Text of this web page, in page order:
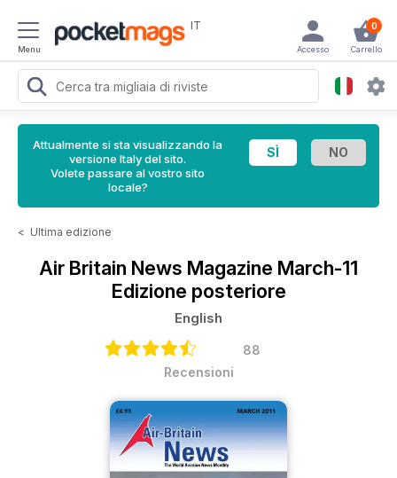
Menu
IT 0
Carrello
Accesso
Attualmente si sta visualizzando la
versione Italy del sito.
Volete passare al vostro sito
locale?
< Ultima edizione
Air Britain News Magazine March-11
Edizione posteriore
English
88
Recensioni